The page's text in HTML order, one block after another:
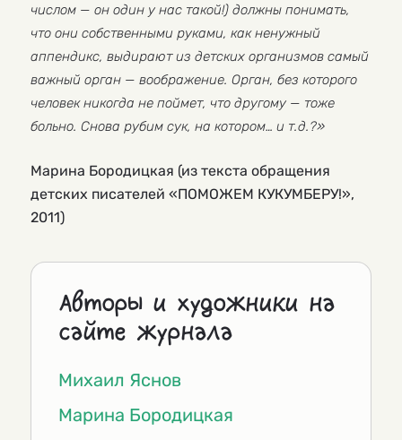
числом — он один у нас такой!) должны понимать,
что они собственными руками, как ненужный
аппендикс, выдирают из детских организмов самый
важный орган — воображение. Орган, без которого
человек никогда не поймет, что другому — тоже
больно. Снова рубим сук, на котором… и т.д.?»
Марина Бородицкая (из текста обращения
детских писателей «ПОМОЖЕМ КУКУМБЕРУ!»,
2011)
Авторы и художники на
сайте журнала
Михаил Яснов
Марина Бородицкая